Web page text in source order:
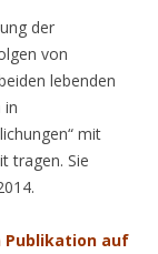
der
von
lebenden
in
mit
tragen. Sie
Publikation auf